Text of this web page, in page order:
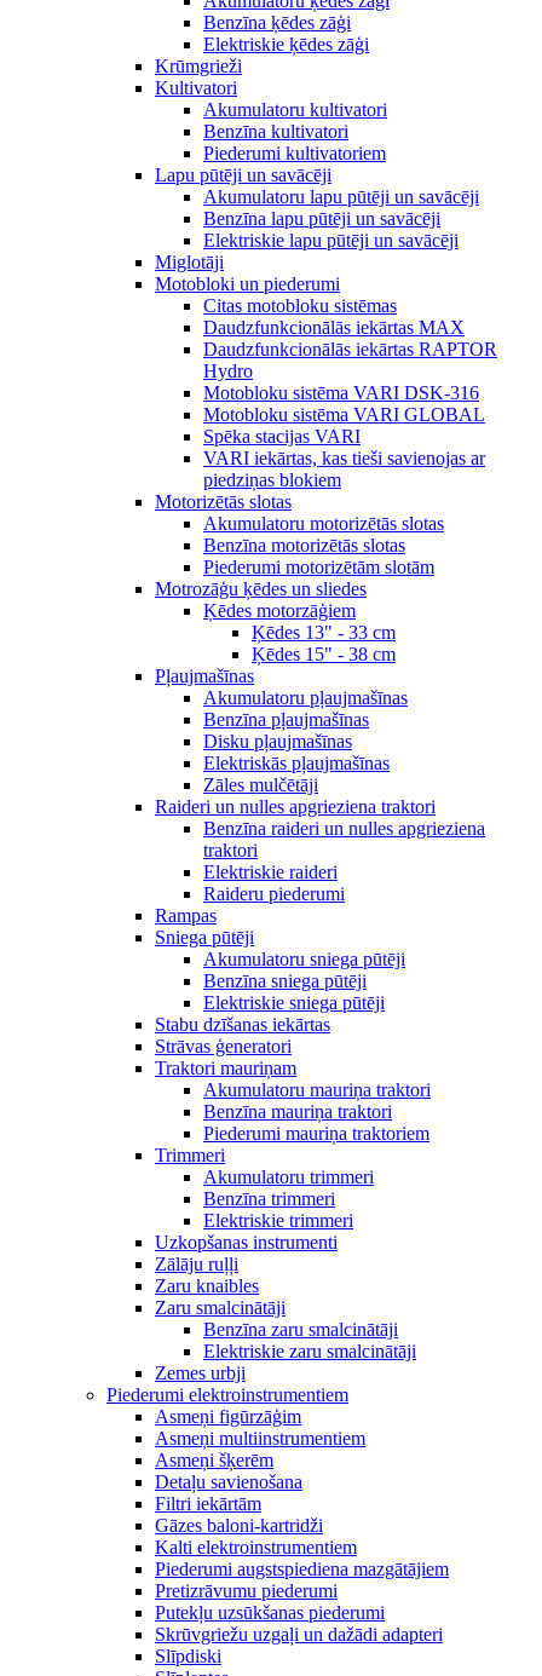
Benzīna ķēdes zāģi
Elektriskie ķēdes zāģi
Krūmgrieži
Kultivatori
Akumulatoru kultivatori
Benzīna kultivatori
Piederumi kultivatoriem
Lapu pūtēji un savācēji
Akumulatoru lapu pūtēji un savācēji
Benzīna lapu pūtēji un savācēji
Elektriskie lapu pūtēji un savācēji
Miglotāji
Motobloki un piederumi
Citas motobloku sistēmas
Daudzfunkcionālās iekārtas MAX
Daudzfunkcionālās iekārtas RAPTOR
Hydro
Motobloku sistēma VARI DSK-316
Motobloku sistēma VARI GLOBAL
Spēka stacijas VARI
VARI iekārtas, kas tieši savienojas ar
piedziņas blokiem
Motorizētās slotas
Akumulatoru motorizētās slotas
Benzīna motorizētās slotas
Piederumi motorizētām slotām
Motrozāģu ķēdes un sliedes
Ķēdes motorzāģiem
Ķēdes 13" - 33 cm
Ķēdes 15" - 38 cm
Pļaujmašīnas
Akumulatoru pļaujmašīnas
Benzīna pļaujmašīnas
Disku pļaujmašīnas
Elektriskās pļaujmašīnas
Zāles mulčētāji
Raideri un nulles apgrieziena traktori
Benzīna raideri un nulles apgrieziena
traktori
Elektriskie raideri
Raideru piederumi
Rampas
Sniega pūtēji
Akumulatoru sniega pūtēji
Benzīna sniega pūtēji
Elektriskie sniega pūtēji
Stabu dzīšanas iekārtas
Strāvas ģeneratori
Traktori mauriņam
Akumulatoru mauriņa traktori
Benzīna mauriņa traktori
Piederumi mauriņa traktoriem
Trimmeri
Akumulatoru trimmeri
Benzīna trimmeri
Elektriskie trimmeri
Uzkopšanas instrumenti
Zālāju ruļļi
Zaru knaibles
Zaru smalcinātāji
Benzīna zaru smalcinātāji
Elektriskie zaru smalcinātāji
Zemes urbji
Piederumi elektroinstrumentiem
Asmeņi figūrzāģim
Asmeņi multiinstrumentiem
Asmeņi šķerēm
Detaļu savienošana
Filtri iekārtām
Gāzes baloni-kartridži
Kalti elektroinstrumentiem
Piederumi augstspiediena mazgātājiem
Pretizrāvumu piederumi
Putekļu uzsūkšanas piederumi
Skrūvgriežu uzgaļi un dažādi adapteri
Slīpdiski